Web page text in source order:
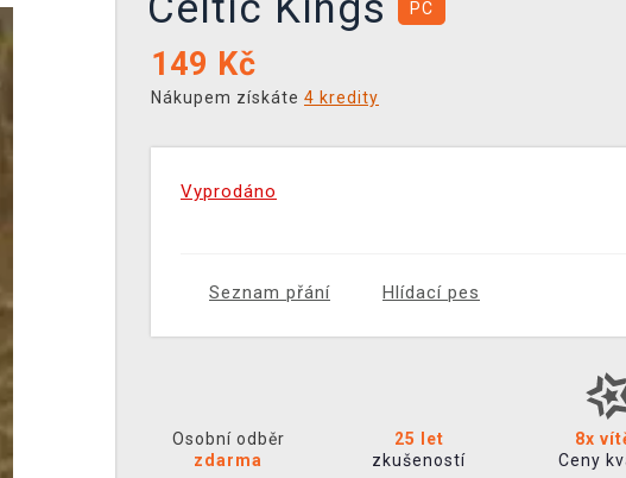
PC
149 Kč
Nákupem získáte 4 kredity
Vyprodáno
Seznam přání Hlídací pes
Osobní odběr
zdarma
25 let
zkušeností
8x
Ceny